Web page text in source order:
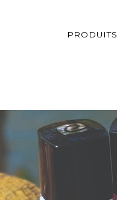
PRODUITS